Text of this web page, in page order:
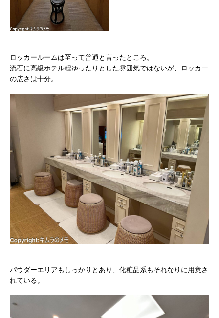
ロッカールームは至って普通と言ったところ。
流石に高級ホテル程ゆったりとした雰囲気ではないが、ロッカー
の広さは十分。
パウダーエリアもしっかりとあり、化粧品系もそれなりに用意さ
れている。